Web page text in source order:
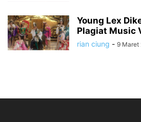
Young Lex
Plagiat Music
rian ciung - 9 Maret